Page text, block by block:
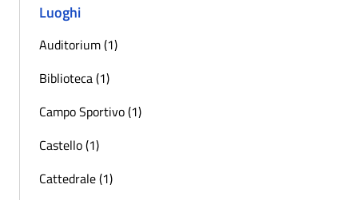
Luoghi
Auditorium (1)
Biblioteca (1)
Campo Sportivo (1)
Castello (1)
Cattedrale (1)